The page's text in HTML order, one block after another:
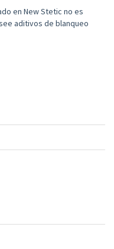
en New Stetic no es
aditivos de blanqueo